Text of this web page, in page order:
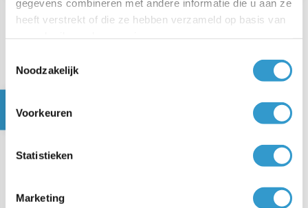
gegevens combineren met andere informatie die u aan ze
heeft verstrekt of die ze hebben verzameld op basis van
Noodzakelijk
Voorkeuren
Statistieken
Marketing
inkoop boeken zonder
Kan ik in jortt een inkoop